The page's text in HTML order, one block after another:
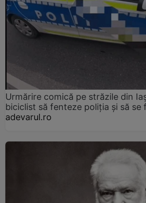
Urmărire comică pe străzile din
biciclist să fenteze poliția și să se
adevarul.ro